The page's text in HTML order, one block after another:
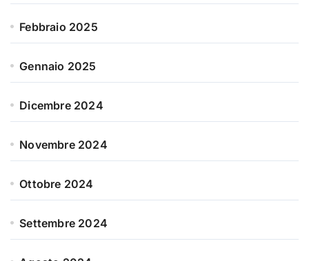
Febbraio 2025
Gennaio 2025
Dicembre 2024
Novembre 2024
Ottobre 2024
Settembre 2024